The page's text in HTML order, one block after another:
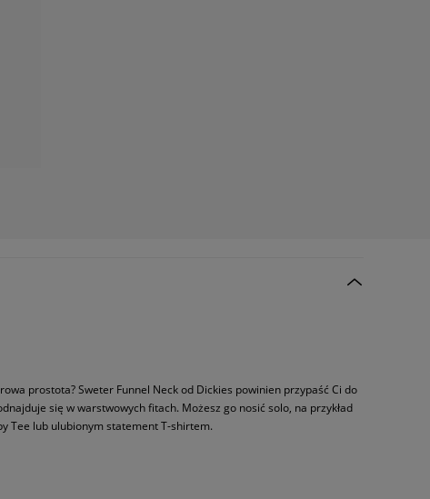
prostota? Sweter Funnel Neck od Dickies powinien przypaść Ci do
się w warstwowych fitach. Możesz go nosić solo, na przykład
Tee lub ulubionym statement T-shirtem.